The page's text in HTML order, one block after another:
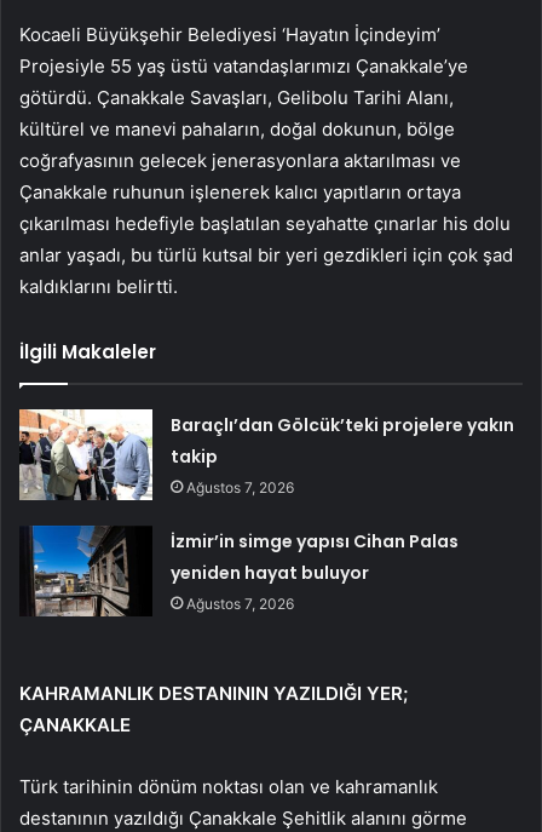
Kocaeli Büyükşehir Belediyesi ‘Hayatın İçindeyim’
Projesiyle 55 yaş üstü vatandaşlarımızı Çanakkale’ye
götürdü. Çanakkale Savaşları, Gelibolu Tarihi Alanı,
kültürel ve manevi pahaların, doğal dokunun, bölge
coğrafyasının gelecek jenerasyonlara aktarılması ve
Çanakkale ruhunun işlenerek kalıcı yapıtların ortaya
çıkarılması hedefiyle başlatılan seyahatte çınarlar his dolu
anlar yaşadı, bu türlü kutsal bir yeri gezdikleri için çok şad
kaldıklarını belirtti.
İlgili Makaleler
Baraçlı’dan Gölcük’teki projelere yakın
takip
Ağustos 7, 2026
İzmir’in simge yapısı Cihan Palas
yeniden hayat buluyor
Ağustos 7, 2026
KAHRAMANLIK DESTANININ YAZILDIĞI YER;
ÇANAKKALE
Türk tarihinin dönüm noktası olan ve kahramanlık
destanının yazıldığı Çanakkale Şehitlik alanını görme